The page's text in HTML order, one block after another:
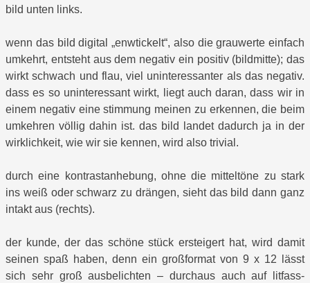
bild unten links.
wenn das bild digital „enwtickelt“, also die grauwerte einfach
umkehrt, entsteht aus dem negativ ein positiv (bildmitte); das
wirkt schwach und flau, viel uninteressanter als das negativ.
dass es so uninteressant wirkt, liegt auch daran, dass wir in
einem negativ eine stimmung meinen zu erkennen, die beim
umkehren völlig dahin ist. das bild landet dadurch ja in der
wirklichkeit, wie wir sie kennen, wird also trivial.
durch eine kontrastanhebung, ohne die mitteltöne zu stark
ins weiß oder schwarz zu drängen, sieht das bild dann ganz
intakt aus (rechts).
der kunde, der das schöne stück ersteigert hat, wird damit
seinen spaß haben, denn ein großformat von 9 x 12 lässt
sich sehr groß ausbelichten – durchaus auch auf litfass-